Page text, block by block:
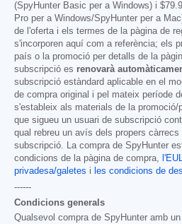
(SpyHunter Basic per a Windows) i
Pro per a Windows/SpyHunter per a
de l'oferta i els termes de la pàgina de
s'incorporen aquí com a referència; els
país o la promoció per detalls de la
subscripció es renovarà
subscripció estàndard aplicable en el
de compra original i pel mateix període
s'estableix als materials de la promoció/
que sigueu un usuari de subscripció
qual rebreu un avís dels propers
subscripció. La compra de SpyHunter
condicions de la pàgina de compra,
privadesa/galetes i les condicions de
------
Condicions generals
Qualsevol compra de SpyHunter amb